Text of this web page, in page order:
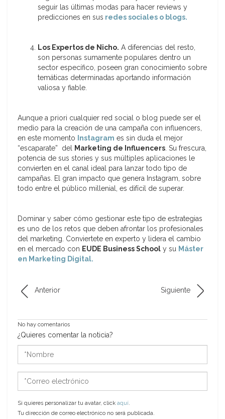
seguir las últimas modas para hacer reviews y
predicciones en sus redes sociales o blogs.
Los Expertos de Nicho. A diferencias del resto,
son personas sumamente populares dentro un
sector específico, poseen gran conocimiento sobre
temáticas determinadas aportando información
valiosa y fiable.
Aunque a priori cualquier red social o blog puede ser el
medio para la creación de una campaña con influencers,
en este momento
Instagram es sin duda el mejor
“escaparate” del
Marketing de Influencers . Su frescura,
potencia de sus stories y sus múltiples aplicaciones le
convierten en el canal ideal para lanzar todo tipo de
campañas. El gran impacto que genera Instagram, sobre
todo entre el público millenial, es difícil de superar.
Dominar y saber cómo gestionar este tipo de estrategias
es uno de los retos que deben afrontar los profesionales
del marketing. Conviertete en experto y lidera el cambio
en el mercado con EUDE Business School y su Máster
en Marketing Digital.
Anterior Siguiente
No hay comentarios
¿Quieres comentar la noticia?
electrónico
Si quieres personalizar tu avatar, click aquí.
Tu dirección de correo electrónico no será publicada.